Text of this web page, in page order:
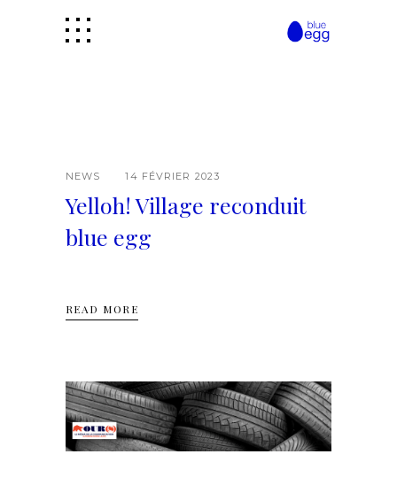
NEWS 14 FÉVRIER 2023
Yelloh! Village reconduit
blue egg
READ MORE